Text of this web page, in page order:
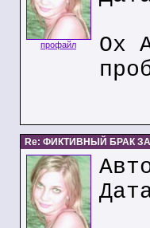
профайл
Ох
Re: ФИКТИВНЫЙ БРАК